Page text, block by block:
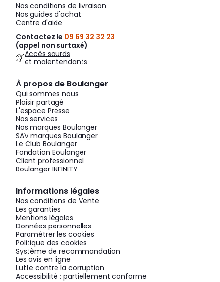
Nos conditions de livraison
Nos guides d'achat
Centre d'aide
Contactez le 09 69 32 32 23
(appel non surtaxé)
Accès sourds
et malentendants
À propos de Boulanger
Qui sommes nous
Plaisir partagé
L'espace Presse
Nos services
Nos marques Boulanger
SAV marques Boulanger
Le Club Boulanger
Fondation Boulanger
Client professionnel
Boulanger INFINITY
Informations légales
Nos conditions de Vente
Les garanties
Mentions légales
Données personnelles
Paramétrer les cookies
Politique des cookies
Système de recommandation
Les avis en ligne
Lutte contre la corruption
Accessibilité : partiellement conforme